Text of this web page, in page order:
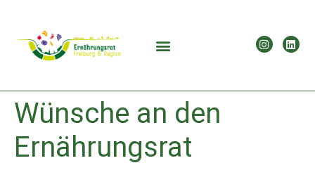
Wünsche an den
Ernährungsrat